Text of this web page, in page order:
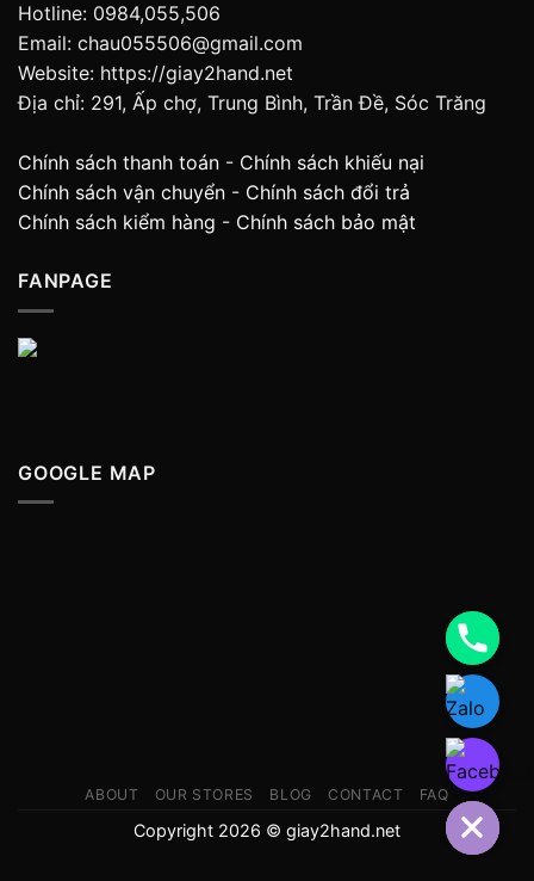
Hotline: 0984,055,506
Email: chau055506@gmail.com
Website: https://giay2hand.net
Địa chỉ: 291, Ấp chợ, Trung Bình, Trần Đề, Sóc Trăng
Chính sách thanh toán - Chính sách khiếu nại
Chính sách vận chuyển - Chính sách đổi trả
Chính sách kiểm hàng - Chính sách bảo mật
FANPAGE
GOOGLE MAP
ABOUT OUR STORES BLOG CONTACT FAQ
Copyright 2026 © giay2hand.net